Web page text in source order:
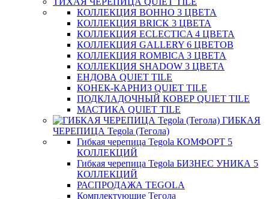
КОЛЛЕКЦИЯ BOHHO 3 ЦВЕТА
КОЛЛЕКЦИЯ BRICK 3 ЦВЕТА
КОЛЛЕКЦИЯ ECLECTICA 4 ЦВЕТА
КОЛЛЕКЦИЯ GALLERY 6 ЦВЕТОВ
КОЛЛЕКЦИЯ ROMBICA 3 ЦВЕТА
КОЛЛЕКЦИЯ SHADOW 3 ЦВЕТА
ЕНДОВА QUIET TILE
КОНЕК-КАРНИЗ QUIET TILE
ПОДКЛАДОЧНЫЙ КОВЕР QUIET TILE
МАСТИКА QUIET TILE
ГИБКАЯ
ЧЕРЕПИЦА Tegola (Тегола)
Гибкая черепица Tegola КОМФОРТ 5
КОЛЛЕКЦИЙ
Гибкая черепица Tegola БИЗНЕС УНИКА 5
КОЛЛЕКЦИЙ
РАСПРОДАЖА TEGOLA
Комплектующие Тегола